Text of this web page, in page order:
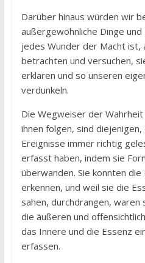
Darüber hinaus würden wir
außergewöhnliche Dinge
jedes Wunder der Macht ist,
betrachten und versuchen,
erklären und so unseren
verdunkeln.
Die Wegweiser der Wahrheit
ihnen folgen, sind
Ereignisse immer richtig
erfasst haben, indem sie
überwanden. Sie konnten
erkennen, und weil sie die
sahen, durchdrangen, waren
die äußeren und
das Innere und die Essenz
erfassen.